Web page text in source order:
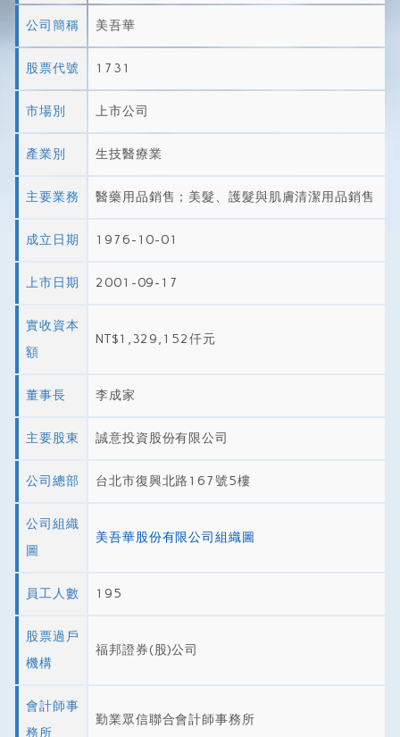
公司簡稱 美吾華
股票代號 1731
市場別 上市公司
產業別 生技醫療業
主要業務 醫藥用品銷售；美髮、護髮與肌膚清潔用品銷售
成立日期 1976-10-01
上市日期 2001-09-17
實收資本
額
NT$1,329,152仟元
董事長 李成家
主要股東 誠意投資股份有限公司
公司總部 台北市復興北路167號5樓
公司組織
圖
美吾華股份有限公司組織圖
員工人數 195
股票過戶
機構
福邦證券(股)公司
會計師事
務所
勤業眾信聯合會計師事務所